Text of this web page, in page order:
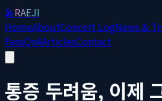
🎤RAEJI
HomeAboutConcert LogNews &
FansQnAArticlesContact
통증 두려움, 이제